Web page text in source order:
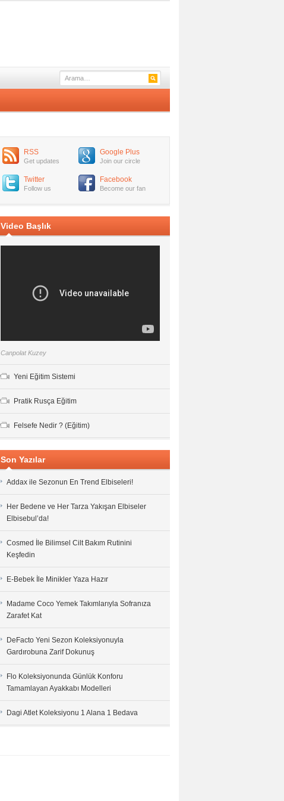
RSS
Get updates
Google Plus
Join our circle
Twitter
Follow us
Facebook
Become our fan
Video Başlık
Canpolat Kuzey
Yeni Eğitim Sistemi
Pratik Rusça Eğitim
Felsefe Nedir ? (Eğitim)
Son Yazılar
Addax ile Sezonun En Trend Elbiseleri!
Her Bedene ve Her Tarza Yakışan Elbiseler
Elbisebul’da!
Cosmed İle Bilimsel Cilt Bakım Rutinini
Keşfedin
E-Bebek İle Minikler Yaza Hazır
Madame Coco Yemek Takımlarıyla Sofranıza
Zarafet Kat
DeFacto Yeni Sezon Koleksiyonuyla
Gardırobuna Zarif Dokunuş
Flo Koleksiyonunda Günlük Konforu
Tamamlayan Ayakkabı Modelleri
Dagi Atlet Koleksiyonu 1 Alana 1 Bedava